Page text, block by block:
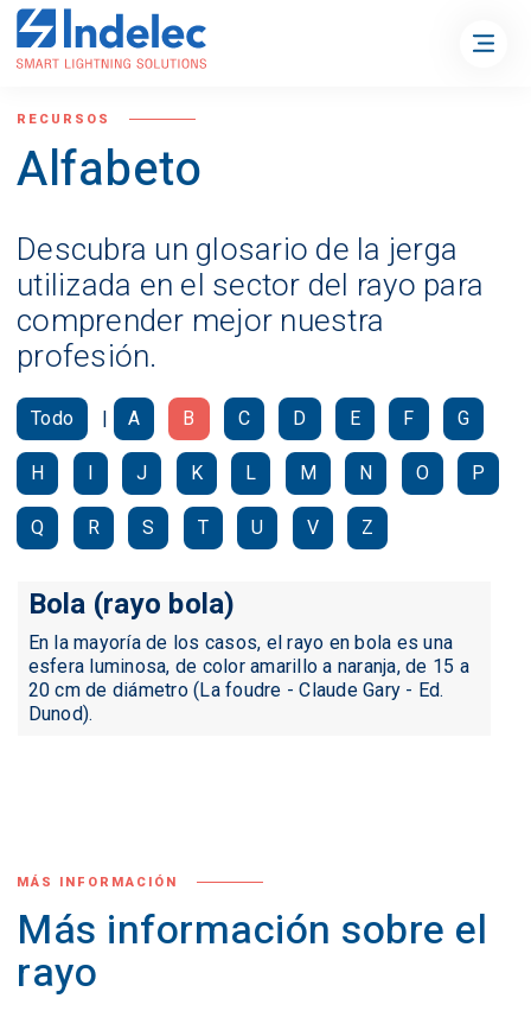
RECURSOS
Alfabeto
Descubra un glosario de la jerga
utilizada en el sector del rayo para
comprender mejor nuestra
profesión.
Todo A B C D E F G
H J K L M N O P
Q R S T U V Z
Bola (rayo bola)
En la mayoría de los casos, el rayo en bola es una
esfera luminosa, de color amarillo a naranja, de 15 a
20 cm de diámetro (La foudre - Claude Gary - Ed.
Dunod).
MÁS INFORMACIÓN
Más información sobre el
rayo